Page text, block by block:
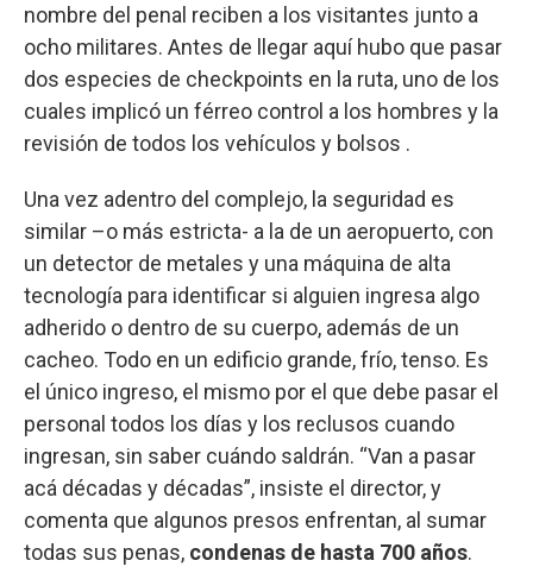
nombre del penal reciben a los visitantes junto a
ocho militares. Antes de llegar aquí hubo que pasar
dos especies de checkpoints en la ruta, uno de los
cuales implicó un férreo control a los hombres y la
revisión de todos los vehículos y bolsos .
Una vez adentro del complejo, la seguridad es
similar –o más estricta- a la de un aeropuerto, con
un detector de metales y una máquina de alta
tecnología para identificar si alguien ingresa algo
adherido o dentro de su cuerpo, además de un
cacheo. Todo en un edificio grande, frío, tenso. Es
el único ingreso, el mismo por el que debe pasar el
personal todos los días y los reclusos cuando
ingresan, sin saber cuándo saldrán. “Van a pasar
acá décadas y décadas”, insiste el director, y
comenta que algunos presos enfrentan, al sumar
todas sus penas, condenas de hasta 700 años.